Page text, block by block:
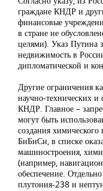
граждане КНДР и
финансовые
в стране не
целями). Указ Путина
недвижимость в
дипломатической и
Другие ограничения
научно-технических
КНДР. Главное –
могут быть
создания
БиБиСи, в списке
машиностроения,
(например,
обеспечение.
плутония-238 и